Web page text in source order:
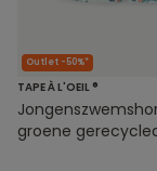
Outlet -50%*
TAPE À L'OEIL ®
groene